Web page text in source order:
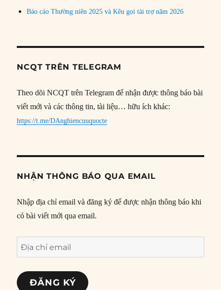
Báo cáo Thường niên 2025 và Kêu gọi tài trợ năm 2026
NCQT TRÊN TELEGRAM
Theo dõi NCQT trên Telegram để nhận được thông báo bài
viết mới và các thông tin, tài liệu… hữu ích khác:
https://t.me/DAnghiencuuquocte
NHẬN THÔNG BÁO QUA EMAIL
Nhập địa chỉ email và đăng ký để được nhận thông báo khi
có bài viết mới qua email.
Địa
chỉ
email
ĐĂNG KÝ